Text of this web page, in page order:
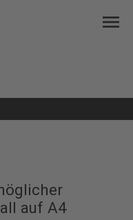
menu
auf A4